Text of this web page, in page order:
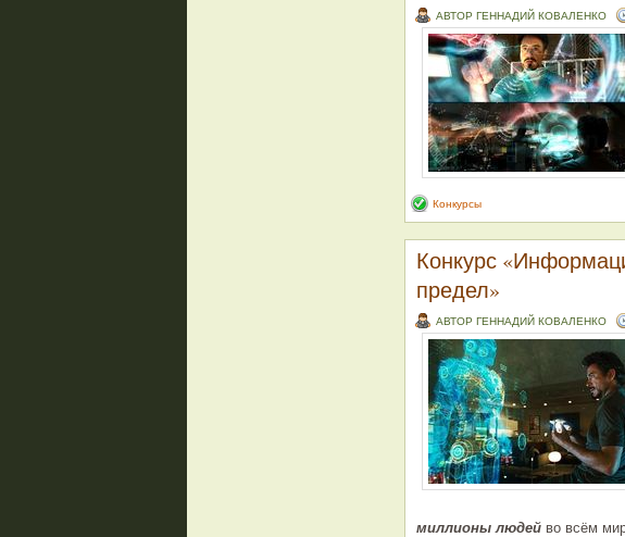
АВТОР ГЕННАДИЙ КОВАЛЕНКО
Конкурсы
Конкурс
предел»
АВТОР ГЕННАДИЙ КОВАЛЕНКО
миллионы людей во всём